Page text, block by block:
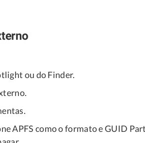
ou do Finder.
APFS como o formato e GUID